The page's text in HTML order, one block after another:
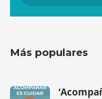
Más populares